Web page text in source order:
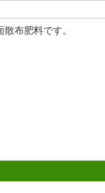
布肥料です。